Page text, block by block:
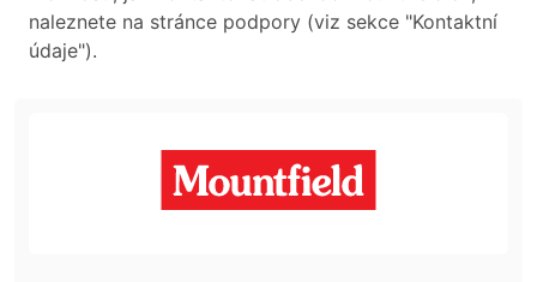
naleznete na stránce podpory (viz sekce "Kontaktní
údaje").